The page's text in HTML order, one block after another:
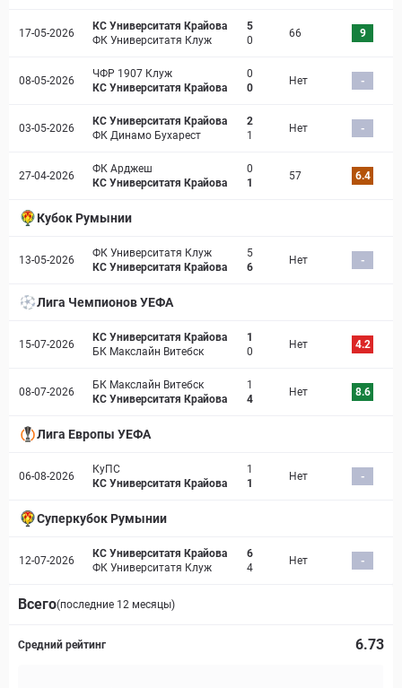
17-05-2026
КС Университатя Крайова
ФК Университатя Клуж
5
0
66 9
08-05-2026
ЧФР 1907 Клуж
КС Университатя Крайова
0
0
Нет -
03-05-2026
КС Университатя Крайова
ФК Динамо Бухарест
2
1
Нет -
27-04-2026
ФК Арджеш
КС Университатя Крайова
0
1
57 6.4
Кубок Румынии
13-05-2026
ФК Университатя Клуж
КС Университатя Крайова
5
6
Нет -
Лига Чемпионов УЕФА
15-07-2026
КС Университатя Крайова
БК Макслайн Витебск
1
0
Нет 4.2
08-07-2026
БК Макслайн Витебск
КС Университатя Крайова
1
4
Нет 8.6
Лига Европы УЕФА
06-08-2026
КуПС
КС Университатя Крайова
1
1
Нет -
Суперкубок Румынии
12-07-2026
КС Университатя Крайова
ФК Университатя Клуж
6
4
Нет -
Всего(последние 12 месяцы)
Средний рейтинг 6.73